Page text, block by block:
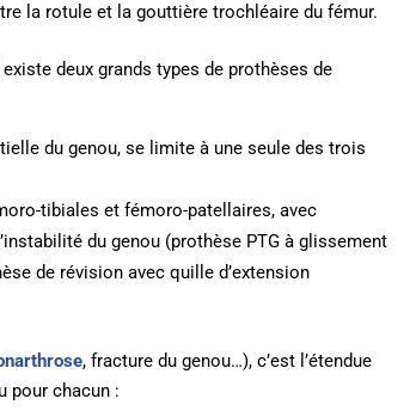
la rotule et la gouttière trochléaire du fémur.
deux grands types de prothèses de
du genou, se limite à une seule des trois
tibiales et fémoro-patellaires, avec
du genou (prothèse PTG à glissement
de révision avec quille d’extension
, fracture du genou…), c’est l’étendue
pour chacun :